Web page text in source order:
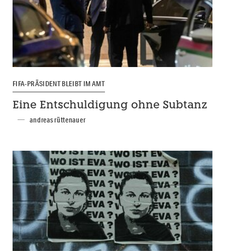
FIFA-PRÄSIDENT BLEIBT IM AMT
Eine Entschuldigung ohne Subtanz
andreas rüttenauer